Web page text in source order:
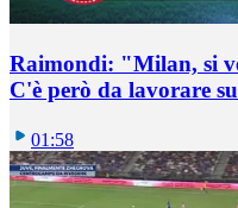
Raimondi: "Milan, si
C'è però da lavorare
01:58